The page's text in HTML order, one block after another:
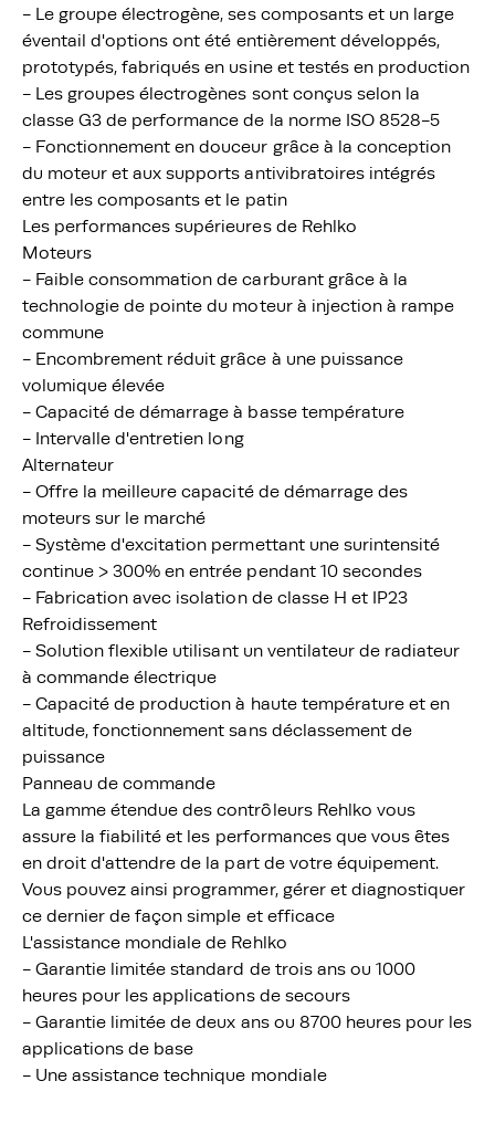
- Le groupe électrogène, ses composants et un large
éventail d'options ont été entièrement développés,
prototypés, fabriqués en usine et testés en production
- Les groupes électrogènes sont conçus selon la
classe G3 de performance de la norme ISO 8528-5
- Fonctionnement en douceur grâce à la conception
du moteur et aux supports antivibratoires intégrés
entre les composants et le patin
Les performances supérieures de Rehlko
Moteurs
- Faible consommation de carburant grâce à la
technologie de pointe du moteur à injection à rampe
commune
- Encombrement réduit grâce à une puissance
volumique élevée
- Capacité de démarrage à basse température
- Intervalle d'entretien long
Alternateur
- Offre la meilleure capacité de démarrage des
moteurs sur le marché
- Système d'excitation permettant une surintensité
continue > 300% en entrée pendant 10 secondes
- Fabrication avec isolation de classe H et IP23
Refroidissement
- Solution flexible utilisant un ventilateur de radiateur
à commande électrique
- Capacité de production à haute température et en
altitude, fonctionnement sans déclassement de
puissance
Panneau de commande
La gamme étendue des contrôleurs Rehlko vous
assure la fiabilité et les performances que vous êtes
en droit d'attendre de la part de votre équipement.
Vous pouvez ainsi programmer, gérer et diagnostiquer
ce dernier de façon simple et efficace
L'assistance mondiale de Rehlko
- Garantie limitée standard de trois ans ou 1000
heures pour les applications de secours
- Garantie limitée de deux ans ou 8700 heures pour les
applications de base
- Une assistance technique mondiale